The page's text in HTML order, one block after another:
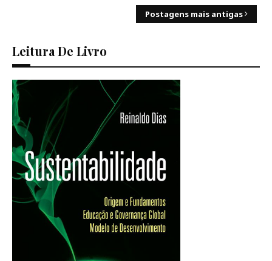
Postagens mais antigas
Leitura De Livro